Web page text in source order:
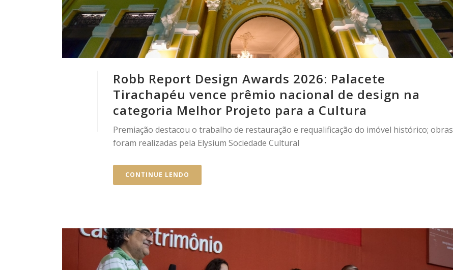
Robb Report Design Awards 2026: Palacete
Tirachapéu vence prêmio nacional de design na
categoria Melhor Projeto para a Cultura
Premiação destacou o trabalho de restauração e requalificação do imóvel histórico; obras
foram realizadas pela Elysium Sociedade Cultural
CONTINUE LENDO